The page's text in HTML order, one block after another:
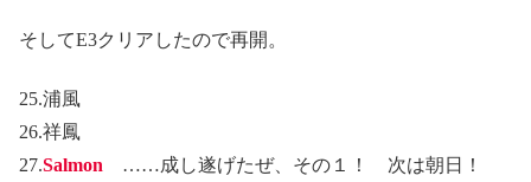
そしてE3クリアしたので再開。
25.浦風
26.祥鳳
27.Salmon ……成し遂げたぜ、その１！ 次は朝日！